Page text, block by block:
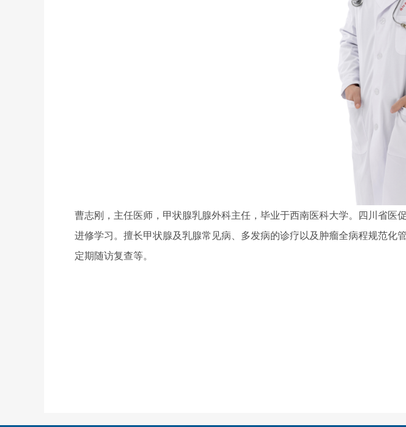
曹志刚，主任医师，甲状腺乳腺外科主任，毕业于西南医科大学。四川省
进修学习。擅长甲状腺及乳腺常见病、多发病的诊疗以及肿瘤全病程规范
定期随访复查等。